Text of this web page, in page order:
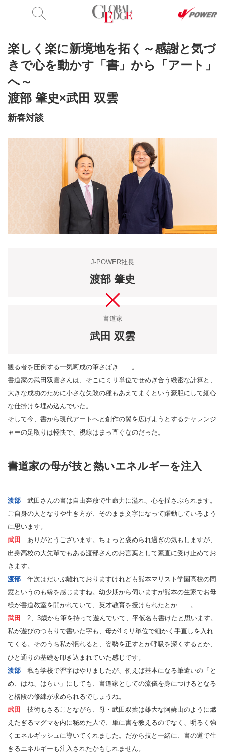
楽しく楽に新境地を拓く～感謝と気づ
きで心を動かす「書」から「アート」
へ～
渡部 肇史×武田 双雲
新春対談
J-POWER社長
渡部 肇史
書道家
武田 双雲
観る者を圧倒する一気呵成の筆さばき……。
書道家の武田双雲さんは、そこにミリ単位でせめぎ合う緻密な計算と、
大きな成功のために小さな失敗の種もあえてまくという豪胆にして細心
な仕掛けを埋め込んでいた。
そして今、書から現代アートへと創作の翼を広げようとするチャレンジ
ャーの足取りは軽快で、視線はまっ直ぐなのだった。
書道家の母が技と熱いエネルギーを注入
渡部 武田さんの書は自由奔放で生命力に溢れ、心を揺さぶられます。
ご自身の人となりや生き方が、そのまま文字になって躍動しているよう
に思います。
武田 ありがとうございます。ちょっと褒められ過ぎの気もしますが、
出身高校の大先輩でもある渡部さんのお言葉として素直に受け止めてお
きます。
渡部 年次はだいぶ離れておりますけれども熊本マリスト学園高校の同
窓というのも縁を感じますね。幼少期から伺いますが熊本の生家でお母
様が書道教室を開かれていて、英才教育を授けられたとか……。
武田 2、3歳から筆を持って遊んでいて、平仮名も書けたと思います。
私が遊びのつもりで書いた字も、母が1ミリ単位で細かく手直しを入れ
てくる。そのうち私が慣れると、姿勢を正すとか呼吸を深くするとか、
ひと通りの基礎を叩き込まれていた感じです。
渡部 私も学校で習字はやりましたが、例えば基本になる筆遣いの「と
め、はね、はらい」にしても、書道家としての流儀を身につけるとなる
と格段の修練が求められるでしょうね。
武田 技術もさることながら、母・武田双葉は雄大な阿蘇山のように燃
えたぎるマグマを内に秘めた人で、単に書を教えるのでなく、明るく強
くエネルギッシュに導いてくれました。だから技と一緒に、書の道で生
きるエネルギーも注入されたかもしれません。